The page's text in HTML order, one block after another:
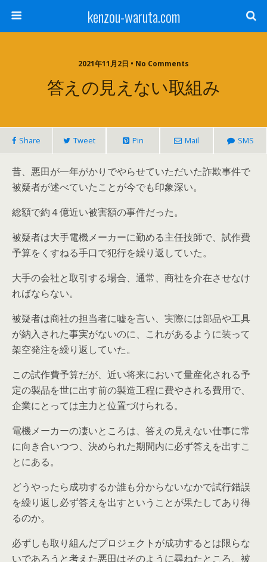
kenzou-waruta.com
2021年11月2日 • No Comments
答えの見えない取組み
Share Tweet Pin Mail SMS
昔、悪田が一年がかりでやらせていただいた詐欺事件で
被疑者が述べていたことが今でも印象深い。
総額で約４億近い被害額の事件だった。
被疑者は大手電機メーカーに勤める主任技師で、試作費
予算をくすねる手口で犯行を繰り返していた。
大手の会社と取引する場合、通常、商社を介在させなけ
ればならない。
被疑者は商社の担当者に嘘を言い、実際には部品や工具
が納入された事実がないのに、これがあるように装って
架空発注を繰り返していた。
この試作費予算だが、近い将来において量産化される予
定の製品を世に出す前の製造工程に費やされる費用で、
企業にとっては主力と位置づけられる。
電機メーカーの凄いところは、答えの見えない仕事に常
に向き合いつつ、決められた期間内に必ず答えを出すこ
とにある。
どうやったら成功するか誰も分からないなかで試行錯誤
を繰り返し必ず答えを出すということが果たしてあり得
るのか。
必ずしも取り組んだプロジェクトが成功するとは限らな
いであろうと考えた悪田はそのように尋ねたところ、被